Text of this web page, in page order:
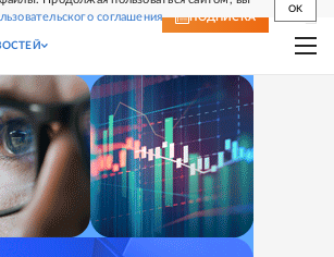
соглашения
OK
ПОДПИСКА